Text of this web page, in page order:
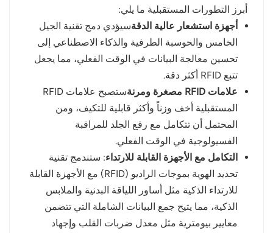
أبرز التطورات المستقبلية ما يلي:
أجهزة استشعار عالية الدقةسيؤدي دمج تقنية الجيل
الخامس والحوسبة الطرفية والذكاء الاصطناعي إلى
تحسين معالجة البيانات في الوقت الفعلي، مما يجعل
تتبع RFID أكثر دقة.
علامات RFID مصغرة ومرنة
ستصبح علامات RFID
المستقبلية أخف وزناً وأكثر قابلية للتكيف، ومن
المحتمل أن تتكامل مع رقع الجلد للمراقبة
الفسيولوجية في الوقت الفعلي.
التكامل مع الأجهزة القابلة للارتداء: ستندمج تقنية
تحديد الهوية بموجات الراديو (RFID) مع الأجهزة القابلة
للارتداء الذكية مثل أساور اللياقة البدنية والملابس
الذكية، مما يتيح جمع البيانات الشاملة التي تتضمن
معايير بيومترية مثل معدل ضربات القلب وإجهاد